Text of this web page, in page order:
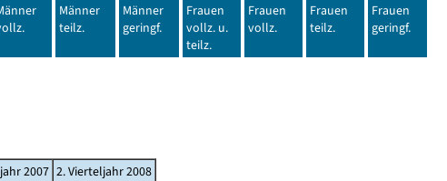
Männer
teilz.
Männer
geringf.
Frauen
vollz. u.
teilz.
Frauen
vollz.
Frauen
teilz.
Frauen
geringf.
2007 2. Vierteljahr 2008